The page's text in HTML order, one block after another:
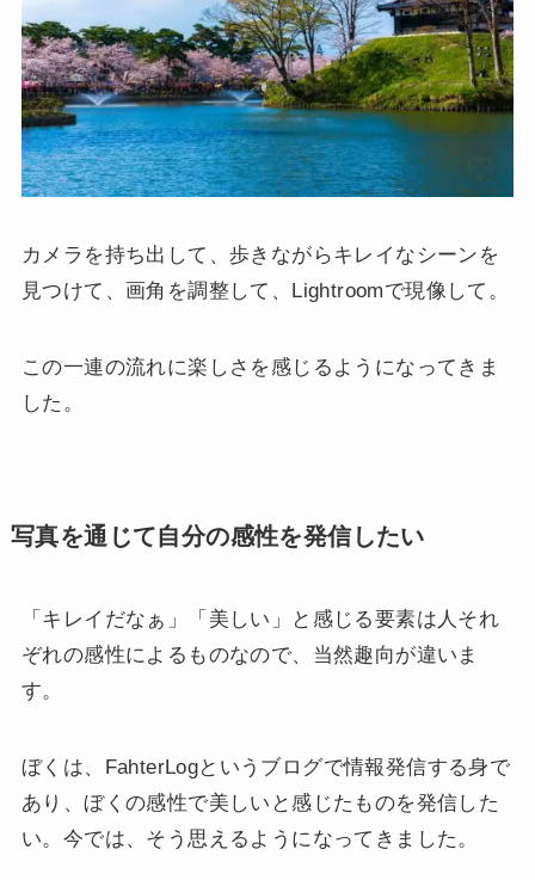
カメラを持ち出して、歩きながらキレイなシーンを
見つけて、画角を調整して、Lightroomで現像して。
この一連の流れに楽しさを感じるようになってきま
した。
写真を通じて自分の感性を発信したい
「キレイだなぁ」「美しい」と感じる要素は人それ
ぞれの感性によるものなので、当然趣向が違いま
す。
ぼくは、FahterLogというブログで情報発信する身で
あり、ぼくの感性で美しいと感じたものを発信した
い。今では、そう思えるようになってきました。